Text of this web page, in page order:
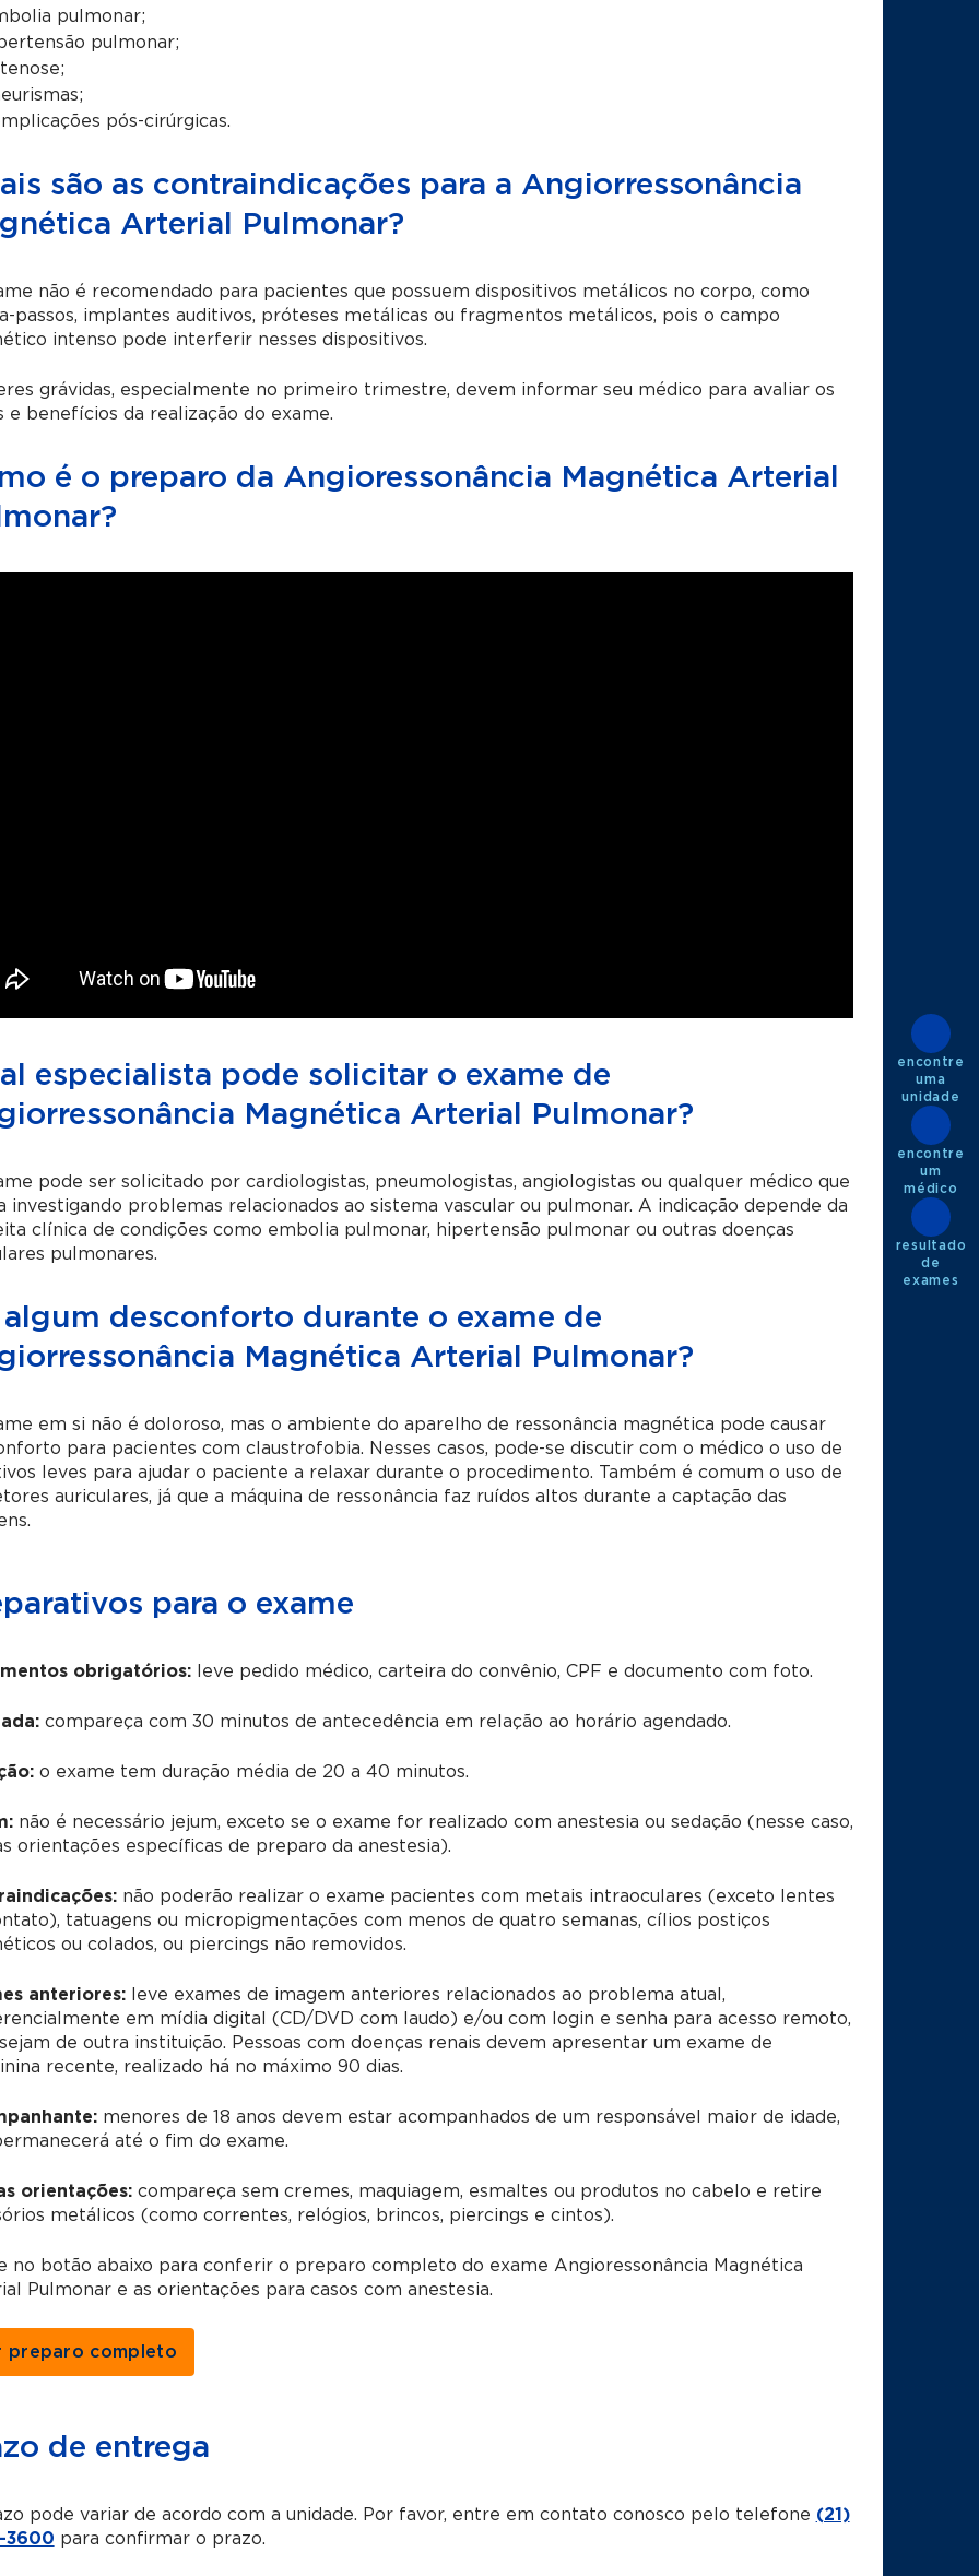
pulmonar;
pulmonar;
pós-cirúrgicas.
são as contraindicações para a Angiorressonância
Arterial Pulmonar?
não é recomendado para pacientes que possuem dispositivos metálicos no corpo, como
passos, implantes auditivos, próteses metálicas ou fragmentos metálicos, pois o campo
intenso pode interferir nesses dispositivos.
grávidas, especialmente no primeiro trimestre, devem informar seu médico para avaliar os
e benefícios da realização do exame.
é o preparo da Angioressonância Magnética Arterial
especialista pode solicitar o exame de
Magnética Arterial Pulmonar?
pode ser solicitado por cardiologistas, pneumologistas, angiologistas ou qualquer médico que
investigando problemas relacionados ao sistema vascular ou pulmonar. A indicação depende da
clínica de condições como embolia pulmonar, hipertensão pulmonar ou outras doenças
pulmonares.
algum desconforto durante o exame de
Magnética Arterial Pulmonar?
em si não é doloroso, mas o ambiente do aparelho de ressonância magnética pode causar
para pacientes com claustrofobia. Nesses casos, pode-se discutir com o médico o uso de
leves para ajudar o paciente a relaxar durante o procedimento. Também é comum o uso de
auriculares, já que a máquina de ressonância faz ruídos altos durante a captação das
para o exame
obrigatórios:leve pedido médico, carteira do convênio, CPF e documento com foto.
compareça com 30 minutos de antecedência em relação ao horário agendado.
o exame tem duração média de 20 a 40 minutos.
não é necessário jejum, exceto se o exame for realizado com anestesia ou sedação (nesse caso,
orientações específicas de preparo da anestesia).
não poderão realizar o exame pacientes com metais intraoculares (exceto lentes
tatuagens ou micropigmentações com menos de quatro semanas, cílios postiços
ou colados, ou piercings não removidos.
anteriores:
leve exames de imagem anteriores relacionados ao problema atual,
em mídia digital (CD/DVD com laudo) e/ou com login e senha para acesso remoto,
de outra instituição. Pessoas com doenças renais devem apresentar um exame de
recente, realizado há no máximo 90 dias.
menores de 18 anos devem estar acompanhados de um responsável maior de idade,
até o fim do exame.
orientações:compareça sem cremes, maquiagem, esmaltes ou produtos no cabelo e retire
metálicos (como correntes, relógios, brincos, piercings e cintos).
no botão abaixo para conferir o preparo completo do exame Angioressonância Magnética
Pulmonar e as orientações para casos com anestesia.
preparo completo
de entrega
pode variar de acordo com a unidade. Por favor, entre em contato conosco pelo telefone (21)
3600 para confirmar o prazo.
encontre
uma
unidade
encontre
um
médico
resultado
de
exames